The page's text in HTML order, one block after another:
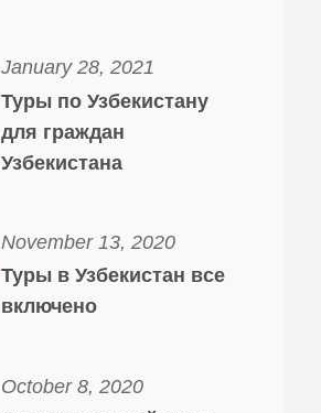
January 28, 2021
Туры по Узбекистану
для граждан
Узбекистана
November 13, 2020
Туры в Узбекистан все
включено
October 8, 2020